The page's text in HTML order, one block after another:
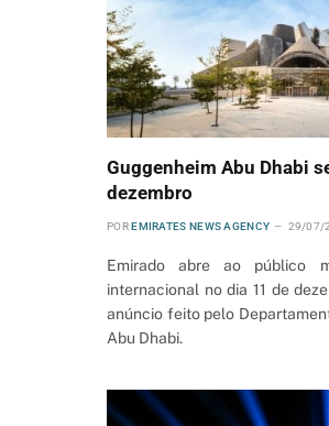
Guggenheim Abu Dhabi
dezembro
POR EMIRATES NEWS AGENCY 29/07/
Emirado abre ao público
internacional no dia 11 de
anúncio feito pelo
Abu Dhabi.